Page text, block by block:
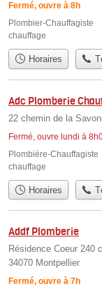
Fermé, ouvre à 8h
Plombier-Chauffagiste
chauffage
Horaires
Adc Plomberie
22 chemin de la
Fermé, ouvre lundi à
Plombière-Chauffagiste
chauffage
Horaires
Addf Plomberie
Résidence Coeur 240
34070 Montpellier
Fermé, ouvre à 7h